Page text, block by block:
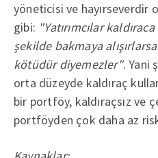
yöneticisi ve hayırseverdir
gibi: "Yatırımcılar
şekilde bakmaya
kötüdür diyemezler". Yani
orta düzeyde kaldıraç
bir portföy, kaldıraçsız ve
portföyden çok daha az